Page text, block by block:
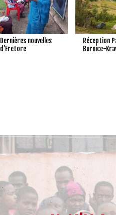
Dernières nouvelles
d’Eretore
Réception
Burnice-